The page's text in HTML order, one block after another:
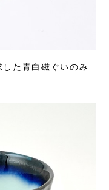
た青白磁ぐいのみ